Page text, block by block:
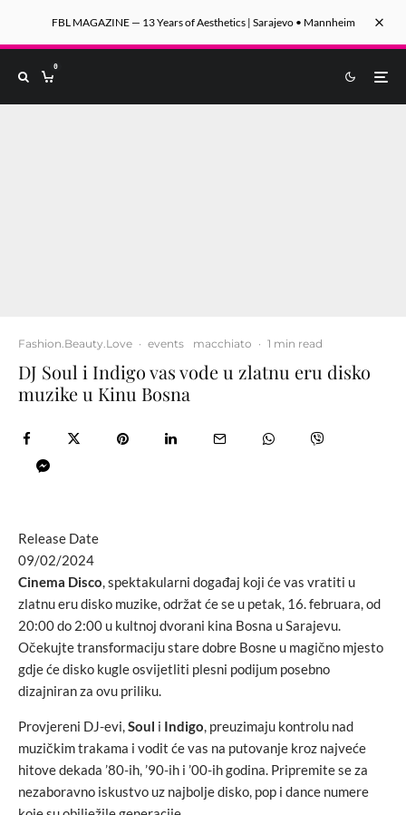
FBL MAGAZINE — 13 Years of Aesthetics | Sarajevo • Mannheim
0
Fashion.Beauty.Love · events macchiato · 1 min read
DJ Soul i Indigo vas vode u zlatnu eru disko
muzike u Kinu Bosna
Release Date
09/02/2024
Cinema Disco, spektakularni događaj koji će vas vratiti u
zlatnu eru disko muzike, održat će se u petak, 16. februara, od
20:00 do 2:00 u kultnoj dvorani kina Bosna u Sarajevu.
Očekujte transformaciju stare dobre Bosne u magično mjesto
gdje će disko kugle osvijetliti plesni podijum posebno
dizajniran za ovu priliku.
Provjereni DJ-evi,Soul i Indigo, preuzimaju kontrolu nad
muzičkim trakama i vodit će vas na putovanje kroz najveće
hitove dekada ’80-ih, ’90-ih i ’00-ih godina. Pripremite se za
nezaboravno iskustvo uz najbolje disko, pop i dance numere